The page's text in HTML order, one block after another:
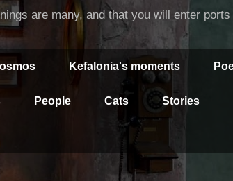
are many, and that you will enter
Kefalonia's moments
People Cats Stories